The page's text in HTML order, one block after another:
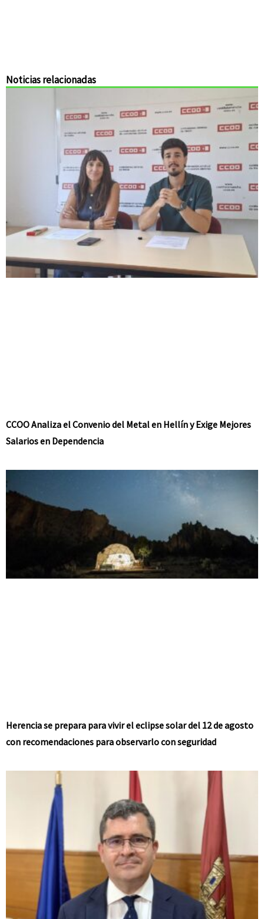
Noticias relacionadas
CCOO Analiza el Convenio del Metal en Hellín y Exige Mejores
Salarios en Dependencia
Herencia se prepara para vivir el eclipse solar del 12 de agosto
con recomendaciones para observarlo con seguridad